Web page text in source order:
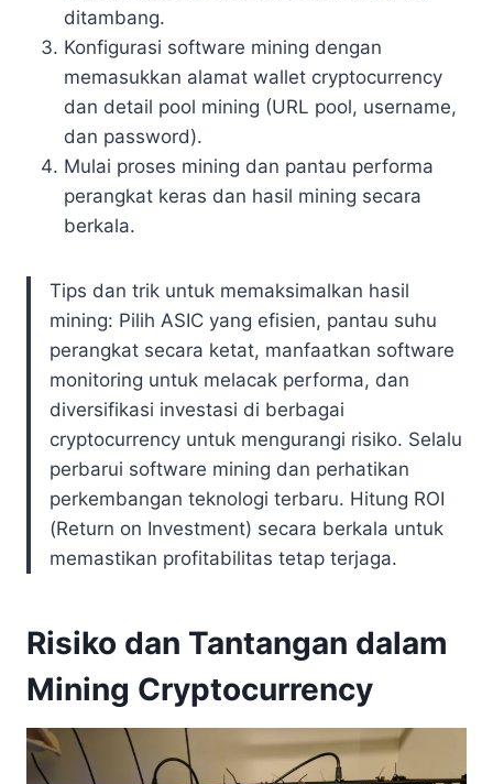
ditambang.
Konfigurasi software mining dengan
memasukkan alamat wallet cryptocurrency
dan detail pool mining (URL pool, username,
dan password).
Mulai proses mining dan pantau performa
perangkat keras dan hasil mining secara
berkala.
Tips dan trik untuk memaksimalkan hasil
mining: Pilih ASIC yang efisien, pantau suhu
perangkat secara ketat, manfaatkan software
monitoring untuk melacak performa, dan
diversifikasi investasi di berbagai
cryptocurrency untuk mengurangi risiko. Selalu
perbarui software mining dan perhatikan
perkembangan teknologi terbaru. Hitung ROI
(Return on Investment) secara berkala untuk
memastikan profitabilitas tetap terjaga.
Risiko dan Tantangan dalam
Mining Cryptocurrency